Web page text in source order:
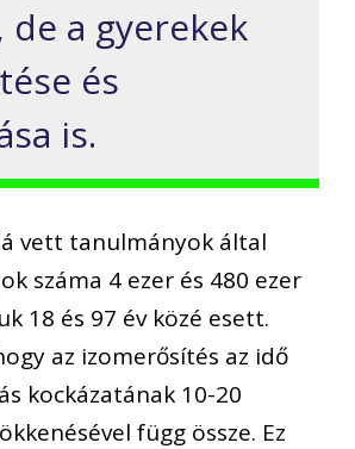
de a gyerekek
és
is.
vett tanulmányok által
száma 4 ezer és 480 ezer
18 és 97 év közé esett.
az izomerősítés az idő
kockázatának 10-20
függ össze. Ez